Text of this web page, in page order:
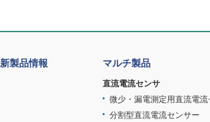
新製品情報 マルチ製品
直流電流センサ
微少・漏電測定用直流電流
分割型直流電流センサー